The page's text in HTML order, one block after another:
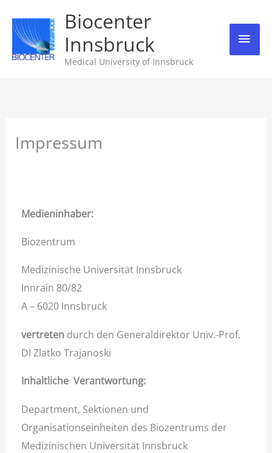
content
Biocenter
Innsbruck
Medical University of Innsbruck
Impressum
Medieninhaber:
Biozentrum
Medizinische Universität Innsbruck
Innrain 80/82
A – 6020 Innsbruck
vertreten durch den Generaldirektor Univ.-Prof.
DI Zlatko Trajanoski
Inhaltliche Verantwortung:
Department, Sektionen und
Organisationseinheiten des Biozentrums der
Medizinischen Universität Innsbruck